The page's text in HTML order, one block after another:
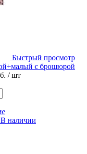
Быстрый просмотр
с брошюрой
/ шт
В наличии